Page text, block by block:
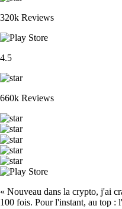
320k Reviews
4.5
660k Reviews
« Nouveau dans la crypto, j'ai
100 fois. Pour l'instant, au top :